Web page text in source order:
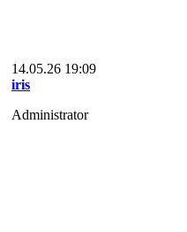
14.05.26 19:09
iris
Administrator